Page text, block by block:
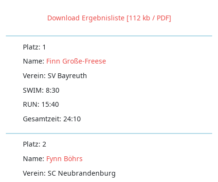
Download Ergebnisliste [112 kb / PDF]
1
Finn Große-Freese
SV Bayreuth
8:30
15:40
24:10
2
Fynn Böhrs
SC Neubrandenburg